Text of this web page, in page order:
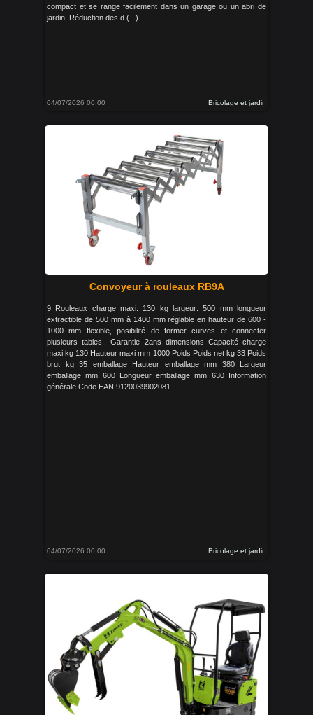
compact et se range facilement dans un garage ou un abri de
jardin. Réduction des d (...)
04/07/2026 00:00 Bricolage et jardin
Convoyeur à rouleaux RB9A
9 Rouleaux charge maxi: 130 kg largeur: 500 mm longueur
extractible de 500 mm à 1400 mm réglable en hauteur de 600 -
1000 mm flexible, posibilité de former curves et connecter
plusieurs tables.. Garantie 2ans dimensions Capacité charge
maxi kg 130 Hauteur maxi mm 1000 Poids Poids net kg 33 Poids
brut kg 35 emballage Hauteur emballage mm 380 Largeur
emballage mm 600 Longueur emballage mm 630 Information
générale Code EAN 9120039902081
04/07/2026 00:00 Bricolage et jardin